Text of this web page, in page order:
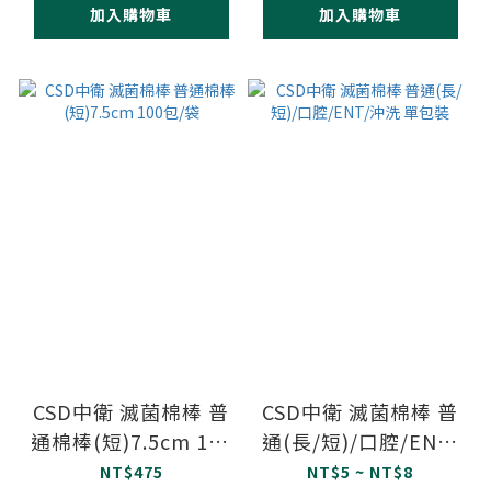
加入購物車
加入購物車
CSD中衛 滅菌棉棒 普
通棉棒(短)7.5cm 100
包/袋
NT$475
CSD中衛 滅菌棉棒 普
通(長/短)/口腔/ENT/
沖洗 單包裝
NT$5 ~ NT$8